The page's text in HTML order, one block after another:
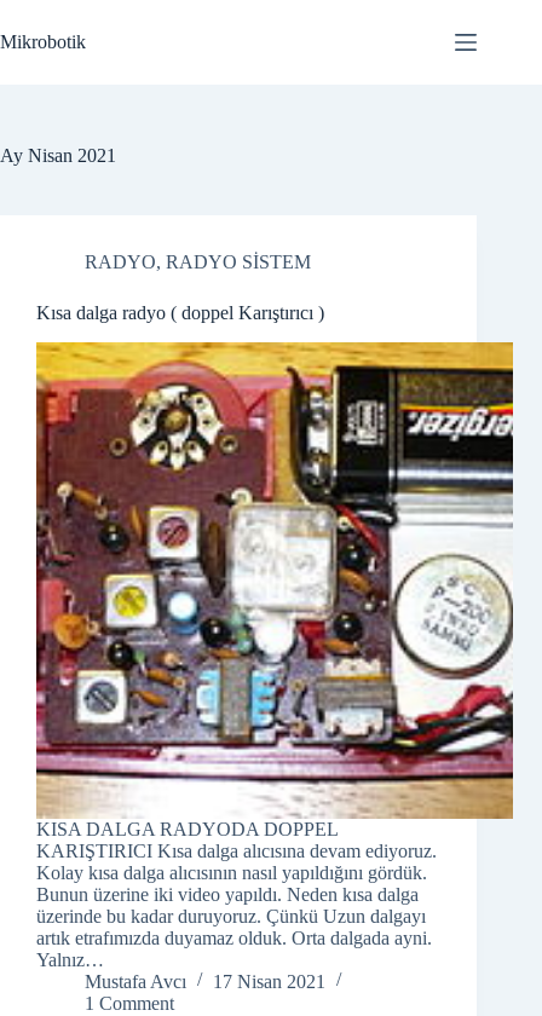
to
content
Mikrobotik
Ay Nisan 2021
RADYO, RADYO SİSTEM
Kısa dalga radyo ( doppel Karıştırıcı )
KISA DALGA RADYODA DOPPEL
KARIŞTIRICI Kısa dalga alıcısına devam ediyoruz.
Kolay kısa dalga alıcısının nasıl yapıldığını gördük.
Bunun üzerine iki video yapıldı. Neden kısa dalga
üzerinde bu kadar duruyoruz. Çünkü Uzun dalgayı
artık etrafımızda duyamaz olduk. Orta dalgada ayni.
Yalnız…
Mustafa Avcı
17 Nisan 2021
1 Comment